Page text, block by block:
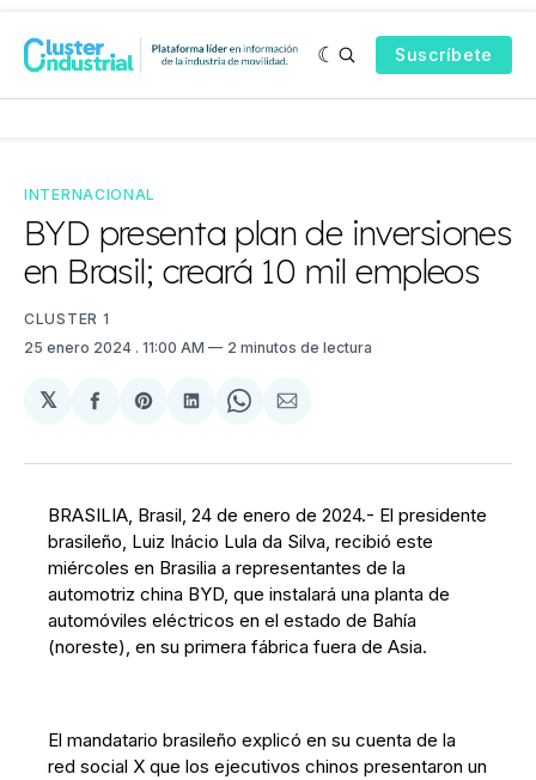
Suscríbete
INTERNACIONAL
BYD presenta plan de inversiones
en Brasil; creará 10 mil empleos
CLUSTER 1
25 enero 2024 . 11:00 AM 2 minutos de lectura
𝕏
Compartir
Facebook
Share
Pinterest
Compartir
LinkedIn
Share
WhatsApp
Compartir
Email
BRASILIA, Brasil, 24 de enero de 2024.- El presidente
brasileño, Luiz Inácio Lula da Silva, recibió este
miércoles en Brasilia a representantes de la
automotriz china BYD, que instalará una planta de
automóviles eléctricos en el estado de Bahía
(noreste), en su primera fábrica fuera de Asia.
El mandatario brasileño explicó en su cuenta de la
red social X que los ejecutivos chinos presentaron un